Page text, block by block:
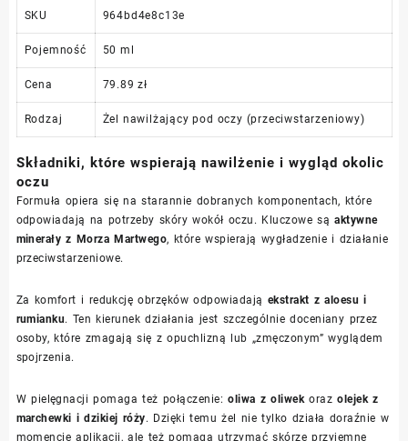
SKU 964bd4e8c13e
Pojemność 50 ml
Cena 79.89 zł
Rodzaj Żel nawilżający pod oczy (przeciwstarzeniowy)
Składniki, które wspierają nawilżenie i wygląd okolic
oczu
Formuła opiera się na starannie dobranych komponentach, które
odpowiadają na potrzeby skóry wokół oczu. Kluczowe sąaktywne
minerały z Morza Martwego, które wspierają wygładzenie i działanie
przeciwstarzeniowe.
Za komfort i redukcję obrzęków odpowiadają ekstrakt z aloesu i
rumianku. Ten kierunek działania jest szczególnie doceniany przez
osoby, które zmagają się z opuchlizną lub „zmęczonym” wyglądem
spojrzenia.
W pielęgnacji pomaga też połączenie:oliwa z oliwek orazolejek z
marchewki i dzikiej róży. Dzięki temu żel nie tylko działa doraźnie w
momencie aplikacji, ale też pomaga utrzymać skórze przyjemne